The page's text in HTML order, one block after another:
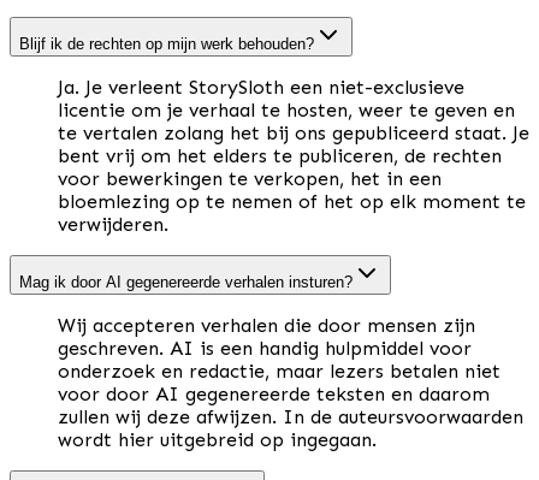
Blijf ik de rechten op mijn werk behouden?
Ja. Je verleent StorySloth een niet-exclusieve
licentie om je verhaal te hosten, weer te geven en
te vertalen zolang het bij ons gepubliceerd staat. Je
bent vrij om het elders te publiceren, de rechten
voor bewerkingen te verkopen, het in een
bloemlezing op te nemen of het op elk moment te
verwijderen.
Mag ik door AI gegenereerde verhalen insturen?
Wij accepteren verhalen die door mensen zijn
geschreven. AI is een handig hulpmiddel voor
onderzoek en redactie, maar lezers betalen niet
voor door AI gegenereerde teksten en daarom
zullen wij deze afwijzen. In de auteursvoorwaarden
wordt hier uitgebreid op ingegaan.